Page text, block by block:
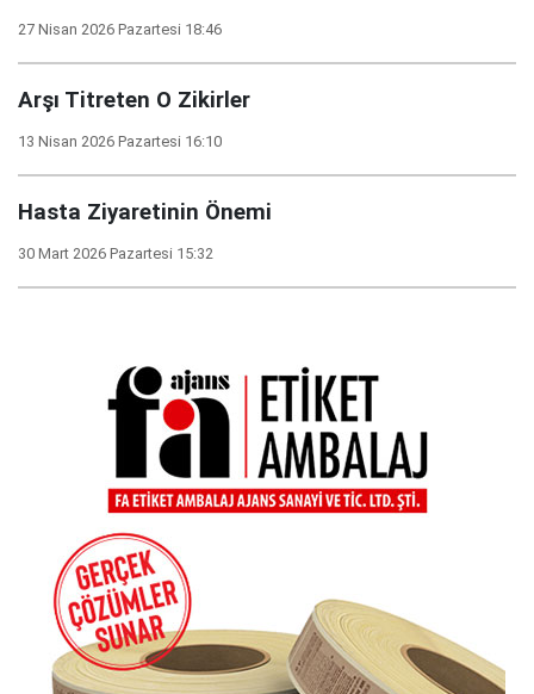
27 Nisan 2026 Pazartesi 18:46
Arşı Titreten O Zikirler
13 Nisan 2026 Pazartesi 16:10
Hasta Ziyaretinin Önemi
30 Mart 2026 Pazartesi 15:32